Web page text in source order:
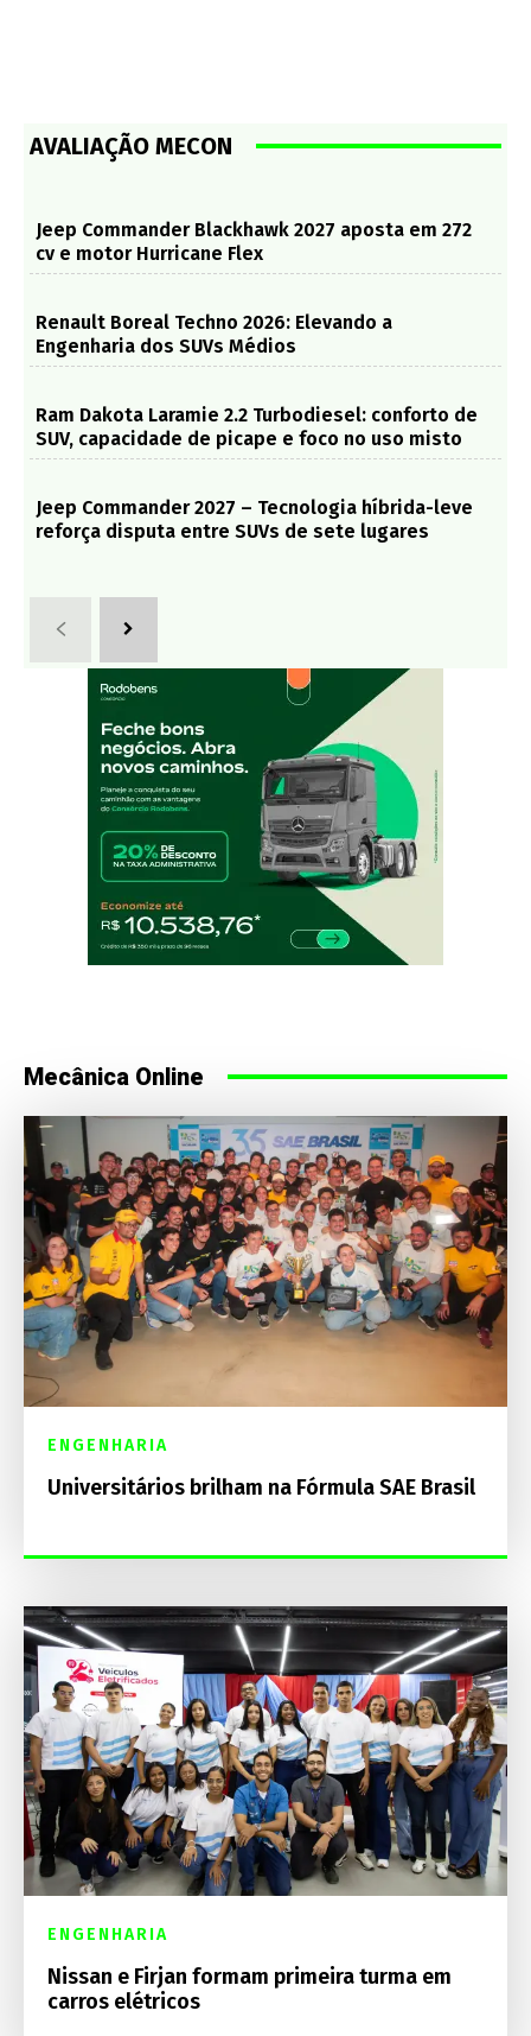
AVALIAÇÃO MECON
Jeep Commander Blackhawk 2027 aposta em 272
cv e motor Hurricane Flex
Renault Boreal Techno 2026: Elevando a
Engenharia dos SUVs Médios
Ram Dakota Laramie 2.2 Turbodiesel: conforto de
SUV, capacidade de picape e foco no uso misto
Jeep Commander 2027 – Tecnologia híbrida-leve
reforça disputa entre SUVs de sete lugares
Mecânica Online
ENGENHARIA
Universitários brilham na Fórmula SAE Brasil
ENGENHARIA
Nissan e Firjan formam primeira turma em
carros elétricos